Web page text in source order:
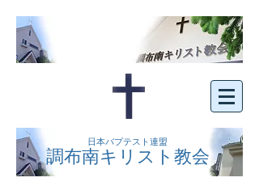
日本バプテスト連盟
調布南キリスト教会